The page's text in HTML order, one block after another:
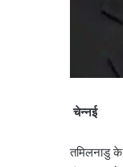
चेन्नई
तमिलनाडु